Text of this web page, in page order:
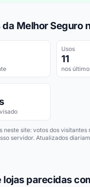
da Melhor Seguro
Usos
11
nos
neste site: votos dos visitantes
servidor. Atualizados
lojas parecidas